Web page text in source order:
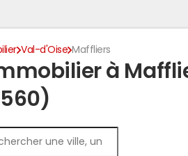
Val-d'Oise Maffliers
à